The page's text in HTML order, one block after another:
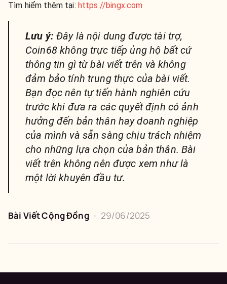
Tìm hiểm thêm tại: https://bingx.com
Lưu ý: Đây là nội dung được tài trợ,
Coin68 không trực tiếp ủng hộ bất cứ
thông tin gì từ bài viết trên và không
đảm bảo tính trung thực của bài viết.
Bạn đọc nên tự tiến hành nghiên cứu
trước khi đưa ra các quyết định có ảnh
hưởng đến bản thân hay doanh nghiệp
của mình và sẵn sàng chịu trách nhiệm
cho những lựa chọn của bản thân. Bài
viết trên không nên được xem như là
một lời khuyên đầu tư.
Bài Viết Cộng Đồng - 29/06/2025